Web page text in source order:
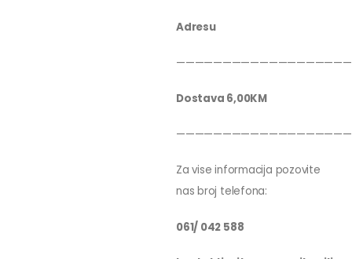
Adresu
———————————————————
Dostava 6,00KM
———————————————————
Za vise informacija pozovite
nas broj telefona:
061/ 042 588